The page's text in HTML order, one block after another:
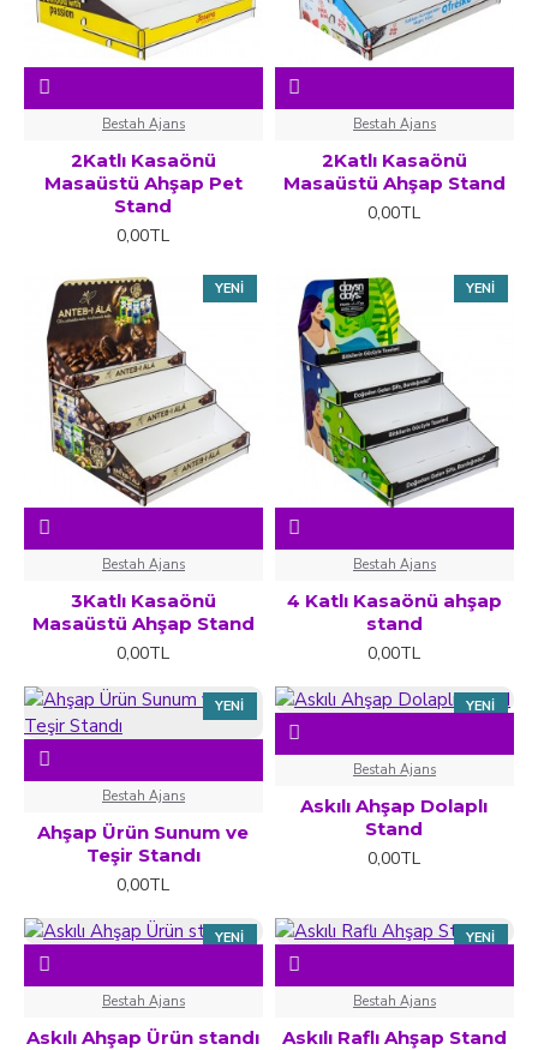
Bestah Ajans
2Katlı Kasaönü
Masaüstü Ahşap Pet
Stand
0,00TL
Bestah Ajans
2Katlı Kasaönü
Masaüstü Ahşap Stand
0,00TL
YENI
Bestah Ajans
3Katlı Kasaönü
Masaüstü Ahşap Stand
0,00TL
YENI
Bestah Ajans
4 Katlı Kasaönü ahşap
stand
0,00TL
YENI
Bestah Ajans
Ahşap Ürün Sunum ve
Teşir Standı
0,00TL
YENI
Bestah Ajans
Askılı Ahşap Dolaplı
Stand
0,00TL
YENI
Bestah Ajans
Askılı Ahşap Ürün standı
YENI
Bestah Ajans
Askılı Raflı Ahşap Stand